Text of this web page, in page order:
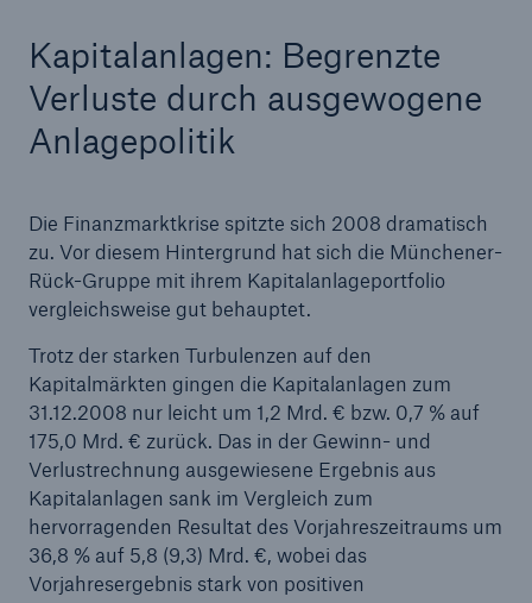
Kapitalanlagen: Begrenzte
Verluste durch ausgewogene
Anlagepolitik
Die Finanzmarktkrise spitzte sich 2008 dramatisch
zu. Vor diesem Hintergrund hat sich die Münchener-
Rück-Gruppe mit ihrem Kapitalanlageportfolio
vergleichsweise gut behauptet.
Trotz der starken Turbulenzen auf den
Kapitalmärkten gingen die Kapitalanlagen zum
31.12.2008 nur leicht um 1,2 Mrd. € bzw. 0,7 % auf
175,0 Mrd. € zurück. Das in der Gewinn- und
Verlustrechnung ausgewiesene Ergebnis aus
Kapitalanlagen sank im Vergleich zum
hervorragenden Resultat des Vorjahreszeitraums um
36,8 % auf 5,8 (9,3) Mrd. €, wobei das
Vorjahresergebnis stark von positiven
Munich Re kündigt Squeeze-out bei ERGO an
Ambitionierte Klimaschutzziele sind nötig – oder
der Klimawandel wird immer teurer
Wenig Großschäden durch Naturereignisse
2009: Hohe Zahl von Wetterextremen bestätigt
Trend